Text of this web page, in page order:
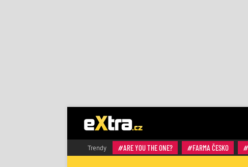
Trendy ARE YOU THE ONE? FARMA ČESKO